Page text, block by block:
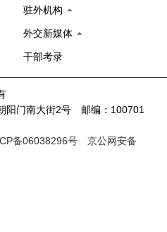
驻外机构
外交新媒体
干部考录
阳门南大街2号 邮编：100701
备06038296号
京公网安备